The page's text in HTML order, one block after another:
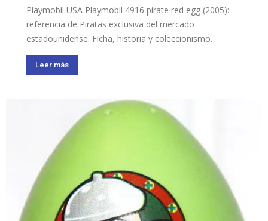
Playmobil USA Playmobil 4916 pirate red egg (2005):
referencia de Piratas exclusiva del mercado
estadounidense. Ficha, historia y coleccionismo.
Leer más